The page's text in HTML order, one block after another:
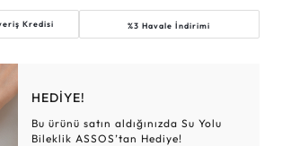
Kredisi %3 Havale İndirimi
HEDİYE!
Bu ürünü satın aldığınızda Su Yolu
Bileklik ASSOS’tan Hediye!